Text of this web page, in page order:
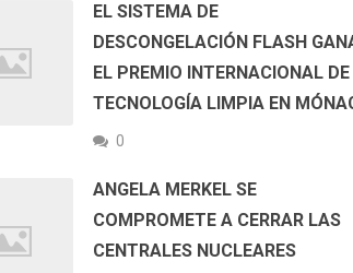
EL SISTEMA DE
DESCONGELACIÓN FLASH
EL PREMIO INTERNACIONAL DE
TECNOLOGÍA LIMPIA EN
0
ANGELA MERKEL SE
COMPROMETE A CERRAR LAS
CENTRALES NUCLEARES